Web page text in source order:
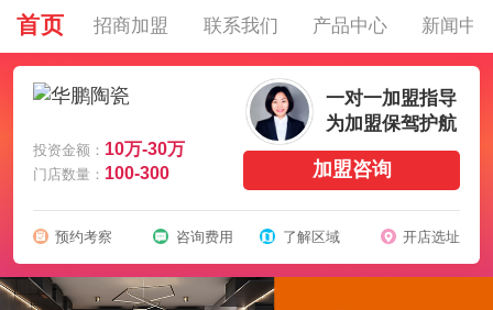
首页 招商加盟 联系我们 产品中心 新闻中
投资金额： 10万-30万
门店数量： 100-300
一对一加盟指导
为加盟保驾护航
加盟咨询
预约考察 咨询费用 了解区域 开店选址